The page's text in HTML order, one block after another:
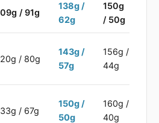
g / 91g
138g /
62g
150g
/ 50g
g / 80g
143g /
57g
156g /
44g
g / 67g
150g /
50g
160g /
40g